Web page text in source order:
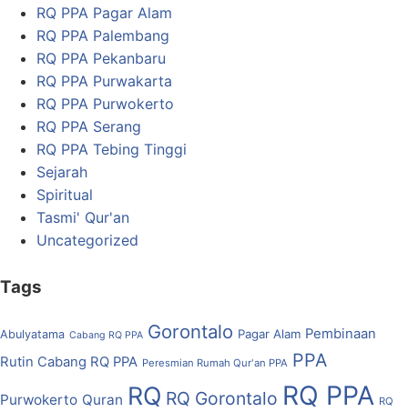
RQ PPA Pagar Alam
RQ PPA Palembang
RQ PPA Pekanbaru
RQ PPA Purwakarta
RQ PPA Purwokerto
RQ PPA Serang
RQ PPA Tebing Tinggi
Sejarah
Spiritual
Tasmi' Qur'an
Uncategorized
Tags
Abulyatama Cabang RQ PPA Gorontalo Pagar Alam Pembinaan
Rutin Cabang RQ PPA Peresmian Rumah Qur'an PPA PPA
Purwokerto Quran RQ RQ Gorontalo RQ PPA RQ